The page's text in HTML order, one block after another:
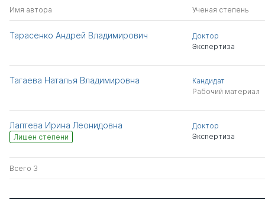
Имя автора Ученая степень
Тарасенко Андрей Владимирович
Доктор
Экспертиза
Тагаева Наталья Владимировна
Кандидат
Рабочий материал
Лаптева Ирина Леонидовна
Лишен степени
Доктор
Экспертиза
Всего 3